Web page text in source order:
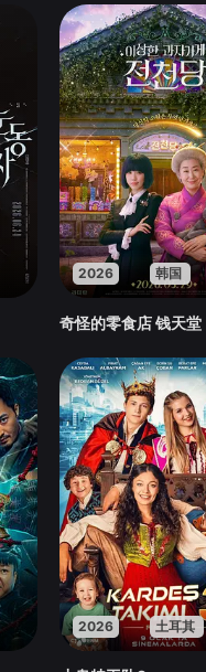
2026 韩国
奇怪的零食店 钱天堂
2026 土耳其